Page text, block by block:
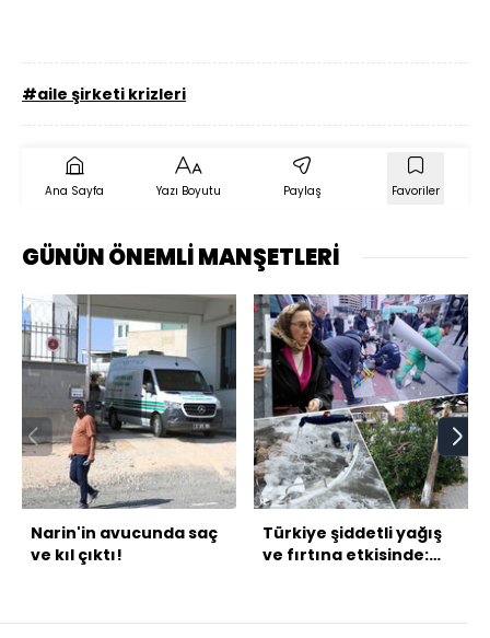
#aile şirketi krizleri
Ana Sayfa Yazı Boyutu Paylaş Favoriler
GÜNÜN ÖNEMLİ MANŞETLERİ
Narin'in avucunda saç
ve kıl çıktı!
Türkiye şiddetli yağış
ve fırtına etkisinde:
turladı